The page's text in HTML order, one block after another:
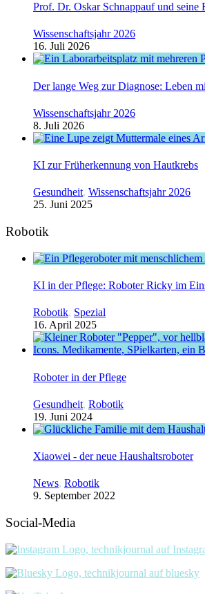
Prof. Dr. Oskar Schnappauf und seine
Wissenschaftsjahr 2026
16. Juli 2026
Der lange Weg zur Diagnose: Leben
Wissenschaftsjahr 2026
8. Juli 2026
KI zur Früherkennung von Hautkrebs
Gesundheit, Wissenschaftsjahr 2026
25. Juni 2025
Robotik
KI in der Pflege: Roboter Ricky im
Robotik, Spezial
16. April 2025
Roboter in der Pflege
Gesundheit, Robotik
19. Juni 2024
Xiaowei - der neue Haushaltsroboter
News, Robotik
9. September 2022
Social-Media